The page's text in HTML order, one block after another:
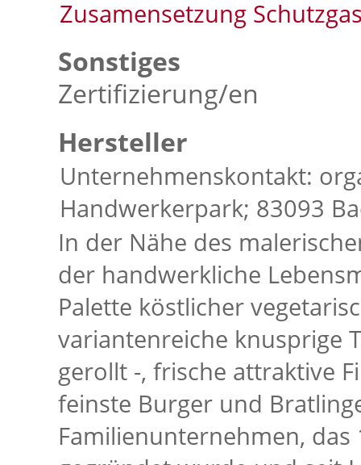
Zusamensetzung
Sonstiges
Zertifizierung/en
Hersteller
Unternehmenskontakt:
Handwerkerpark; 83093
In der Nähe des
der handwerkliche
Palette köstlicher
variantenreiche knusprige
gerollt -, frische attraktive
feinste Burger und
Familienunternehmen,